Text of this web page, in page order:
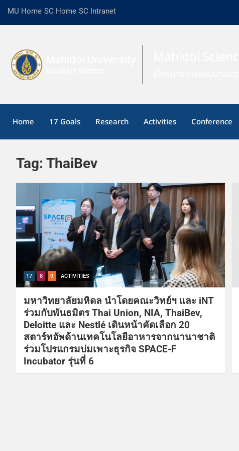
MU Home SC Home SC Intranet
Home 17 Goals Research Activities Conference
Tag: ThaiBev
17 8 9 ACTIVITIES
มหาวิทยาลัยมหิดล นำโดยคณะวิทย์ฯ และ iNT
ร่วมกับพันธมิตร Thai Union, NIA, ThaiBev,
Deloitte และ Nestlé เดินหน้าคัดเลือก 20
สตาร์ทอัพด้านเทคโนโลยีอาหารจากนานาชาติ
ร่วมโปรแกรมบ่มเพาะธุรกิจ SPACE-F
Incubator รุ่นที่ 6